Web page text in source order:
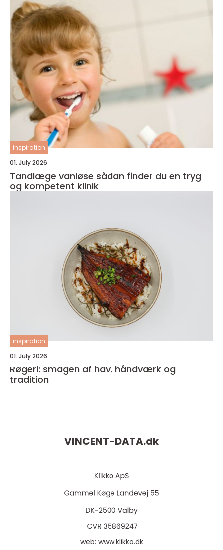
inspiration
01. July 2026
Tandlæge vanløse sådan finder du en tryg
og kompetent klinik
inspiration
01. July 2026
Røgeri: smagen af hav, håndværk og
tradition
VINCENT-DATA.dk
web: www.klikko.dk